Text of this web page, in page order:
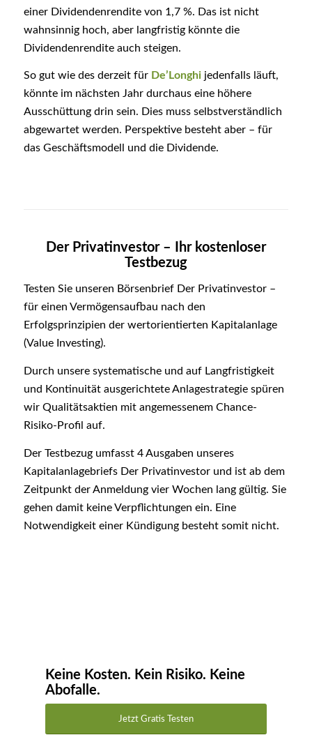
einer Dividendenrendite von 1,7 %. Das ist nicht
wahnsinnig hoch, aber langfristig könnte die
Dividendenrendite auch steigen.
So gut wie des derzeit für De’Longhijedenfalls läuft,
könnte im nächsten Jahr durchaus eine höhere
Ausschüttung drin sein. Dies muss selbstverständlich
abgewartet werden. Perspektive besteht aber – für
das Geschäftsmodell und die Dividende.
Der Privatinvestor – Ihr kostenloser
Testbezug
Testen Sie unseren Börsenbrief Der Privatinvestor –
für einen Vermögensaufbau nach den
Erfolgsprinzipien der wertorientierten Kapitalanlage
(Value Investing).
Durch unsere systematische und auf Langfristigkeit
und Kontinuität ausgerichtete Anlagestrategie spüren
wir Qualitätsaktien mit angemessenem Chance-
Risiko-Profil auf.
Der Testbezug umfasst 4 Ausgaben unseres
Kapitalanlagebriefs Der Privatinvestor und ist ab dem
Zeitpunkt der Anmeldung vier Wochen lang gültig. Sie
gehen damit keine Verpflichtungen ein. Eine
Notwendigkeit einer Kündigung besteht somit nicht.
Keine Kosten. Kein Risiko. Keine
Abofalle.
Jetzt Gratis Testen